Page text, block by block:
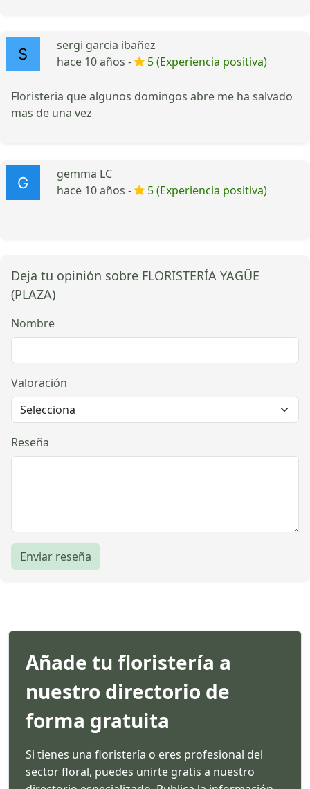
sergi garcia ibañez
hace 10 años -
5 (Experiencia positiva)
Floristeria que algunos domingos abre me ha salvado
mas de una vez
gemma LC
hace 10 años -
5 (Experiencia positiva)
Deja tu opinión sobre FLORISTERÍA YAGÜE
(PLAZA)
Nombre
Valoración
Reseña
Enviar reseña
Añade tu floristería a
nuestro directorio de
forma gratuita
Si tienes una floristería o eres profesional del
sector floral, puedes unirte gratis a nuestro